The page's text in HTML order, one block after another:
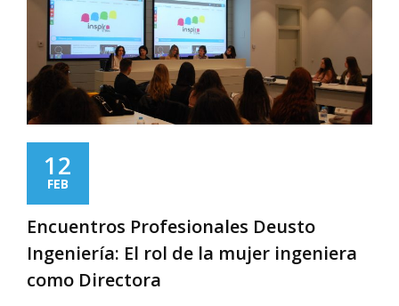
12
FEB
Encuentros Profesionales Deusto
Ingeniería: El rol de la mujer ingeniera
como Directora